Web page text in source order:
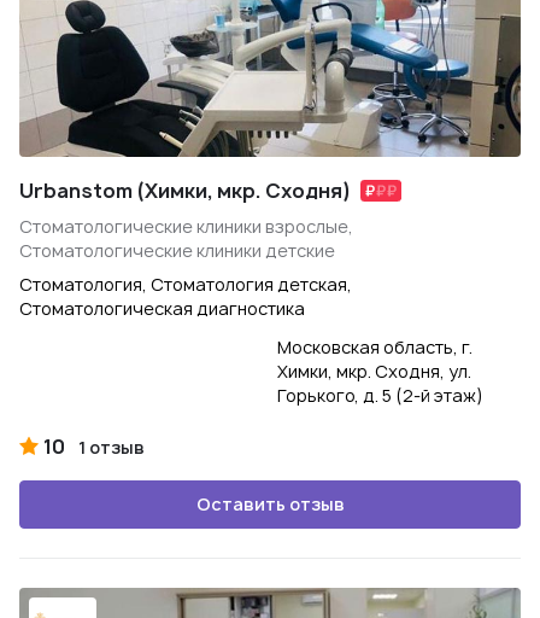
Urbanstom (Химки, мкр. Сходня)
Стоматологические клиники взрослые,
Стоматологические клиники детские
Стоматология, Стоматология детская,
Стоматологическая диагностика
Московская область, г.
Химки, мкр. Сходня, ул.
Горького, д. 5 (2-й этаж)
10 1 отзыв
Оставить отзыв